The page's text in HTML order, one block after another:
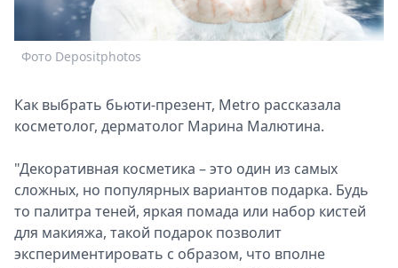
Стримы
Спецпроекты
Звезды
2026
Скачай
Фото Depositphotos
Как выбрать бьюти-презент, Metro рассказала
косметолог, дерматолог Марина Малютина.
"Декоративная косметика – это один из самых
сложных, но популярных вариантов подарка. Будь
то палитра теней, яркая помада или набор кистей
для макияжа, такой подарок позволит
экспериментировать с образом, что вполне